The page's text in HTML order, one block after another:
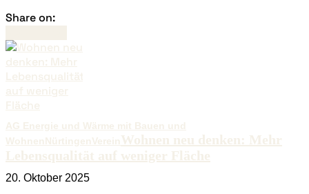
Share on:
AG Energie und Wärme mit Bauen und
WohnenNürtingenVereinWohnen neu denken: Mehr
Lebensqualität auf weniger Fläche
20. Oktober 2025